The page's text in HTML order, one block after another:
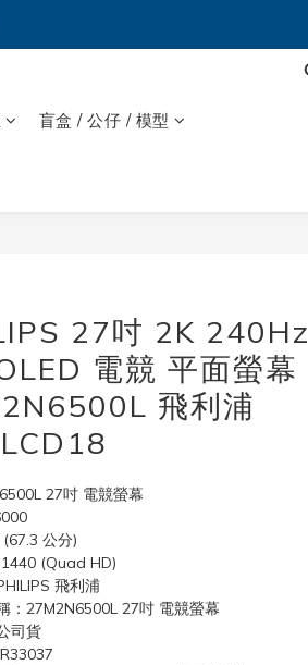
盲盒 / 公仔 / 模型
27吋 2K 240Hz
電競 平面螢幕
飛利浦
27吋 電競螢幕
公分)
(Quad HD)
飛利浦
：27M2N6500L 27吋 電競螢幕
司貨